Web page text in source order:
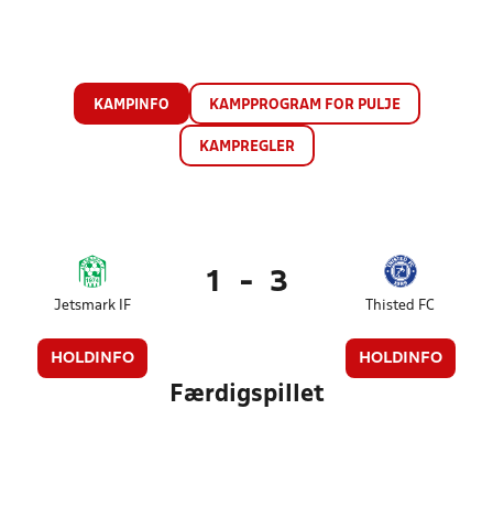
KAMPINFO KAMPPROGRAM FOR PULJE
KAMPREGLER
Jetsmark IF
HOLDINFO
1 - 3
Thisted FC
HOLDINFO
Færdigspillet